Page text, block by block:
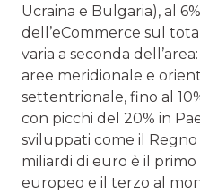
Ucraina e Bulgaria), al
dell’eCommerce sul
varia a seconda
aree meridionale e
settentrionale, fino al
con picchi del 20% in
sviluppati come il
miliardi di euro è il
europeo e il terzo al